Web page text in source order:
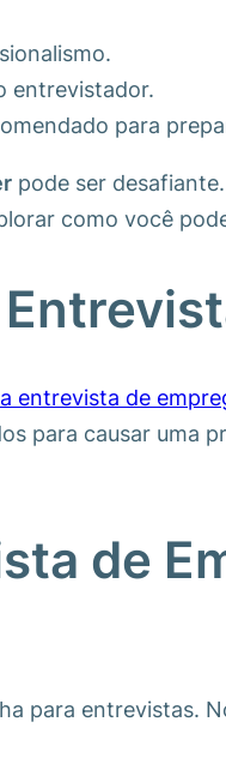
entrevistador.
para
pode ser
como você
entrevista de
para causar uma
de
para entrevistas.